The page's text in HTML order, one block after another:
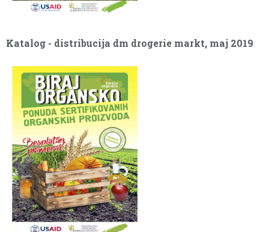
Katalog - distribucija dm drogerie markt, maj 2019